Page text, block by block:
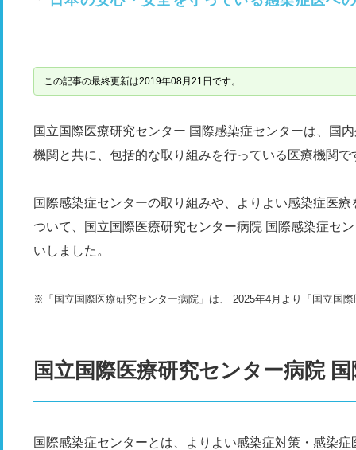
この記事の最終更新は2019年08月21日です。
国立国際医療研究センター 国際感染症センターは、国
機関と共に、包括的な取り組みを行っている医療機関で
国際感染症センターの取り組みや、よりよい感染症医
ついて、国立国際医療研究センター病院 国際感染症セ
いしました。
※「国立国際医療研究センター病院」は、 2025年4月より「国立国
国立国際医療研究センター病院
国際感染症センターとは、よりよい感染症対策・感染